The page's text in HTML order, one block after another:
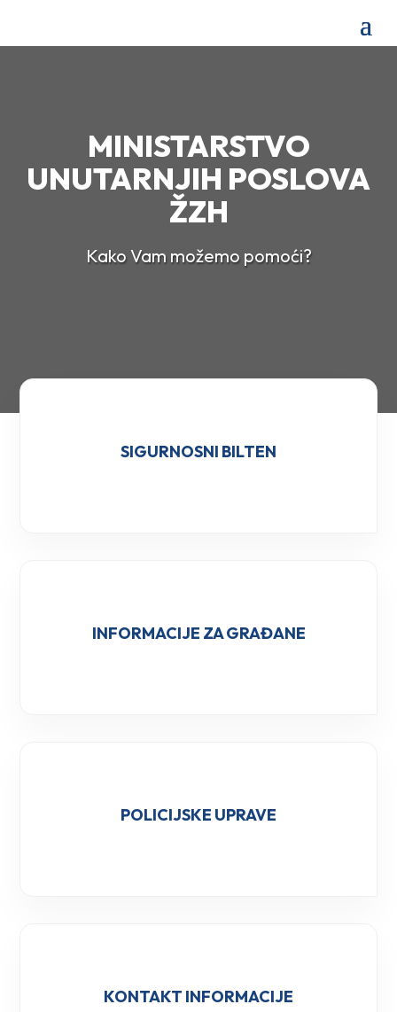
MINISTARSTVO
UNUTARNJIH POSLOVA
ŽZH
Kako Vam možemo pomoći?
SIGURNOSNI BILTEN
INFORMACIJE ZA GRAĐANE
POLICIJSKE UPRAVE
KONTAKT INFORMACIJE